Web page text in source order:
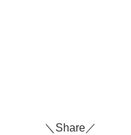
＼Share／